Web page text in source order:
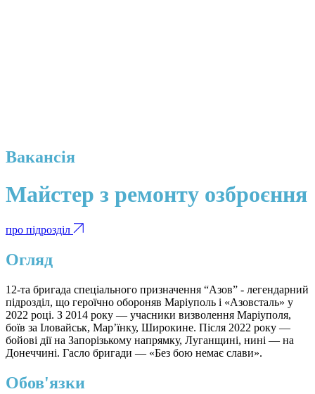
Вакансія
Майстер з ремонту озброєння
про підрозділ
Огляд
12-та бригада спеціального призначення “Азов” - легендарний
підрозділ, що героїчно обороняв Маріуполь і «Азовсталь» у
2022 році. З 2014 року — учасники визволення Маріуполя,
боїв за Іловайськ, Марʼїнку, Широкине. Після 2022 року —
бойові дії на Запорізькому напрямку, Луганщині, нині — на
Донеччині. Гасло бригади — «Без бою немає слави».
Обов'язки